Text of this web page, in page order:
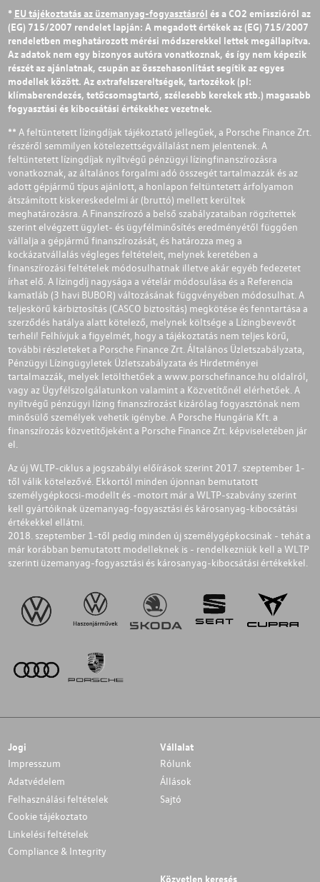
* EU tájékoztatás az üzemanyag-fogyasztásról és a CO2 emisszióról az
(EG) 715/2007 rendelet lapján: A megadott értékek az (EG) 715/2007
rendeletben meghatározott mérési módszerekkel lettek megállapítva.
Az adatok nem egy bizonyos autóra vonatkoznak, és így nem képezik
részét az ajánlatnak, csupán az összehasonlítást segítik az egyes
modellek között. Az extrafelszereltségek, tartozékok (pl:
klímaberendezés, tetőcsomagtartó, szélesebb kerekek stb.) magasabb
fogyasztási és kibocsátási értékekhez vezetnek.
** A feltüntetett lízingdíjak tájékoztató jellegűek, a Porsche Finance Zrt.
részéről semmilyen kötelezettségvállalást nem jelentenek. A
feltüntetett lízingdíjak nyíltvégű pénzügyi lízingfinanszírozásra
vonatkoznak, az általános forgalmi adó összegét tartalmazzák és az
adott gépjármű típus ajánlott, a honlapon feltüntetett árfolyamon
átszámított kiskereskedelmi ár (bruttó) mellett kerültek
meghatározásra. A Finanszírozó a belső szabályzataiban rögzítettek
szerint elvégzett ügylet- és ügyfélminősítés eredményétől függően
vállalja a gépjármű finanszírozását, és határozza meg a
kockázatvállalás végleges feltételeit, melynek keretében a
finanszírozási feltételek módosulhatnak illetve akár egyéb fedezetet
írhat elő. A lízingdíj nagysága a vételár módosulása és a Referencia
kamatláb (3 havi BUBOR) változásának függvényében módosulhat. A
teljeskörű kárbiztosítás (CASCO biztosítás) megkötése és fenntartása a
szerződés hatálya alatt kötelező, melynek költsége a Lízingbevevőt
terheli! Felhívjuk a figyelmét, hogy a tájékoztatás nem teljes körű,
további részleteket a Porsche Finance Zrt. Általános Üzletszabályzata,
Pénzügyi Lízingügyletek Üzletszabályzata és Hirdetményei
tartalmazzák, melyek letölthetőek a www.porschefinance.hu oldalról,
vagy az Ügyfélszolgálatunkon valamint a Közvetítőnél elérhetőek. A
nyíltvégű pénzügyi lízing finanszírozást kizárólag fogyasztónak nem
minősülő személyek vehetik igénybe. A Porsche Hungária Kft. a
finanszírozás közvetítőjeként a Porsche Finance Zrt. képviseletében jár
el.
Az új WLTP-ciklus a jogszabályi előírások szerint 2017. szeptember 1-
től válik kötelezővé. Ekkortól minden újonnan bemutatott
személygépkocsi-modellt és -motort már a WLTP-szabvány szerint
kell gyártóiknak üzemanyag-fogyasztási és károsanyag-kibocsátási
értékekkel ellátni.
2018. szeptember 1-től pedig minden új személygépkocsinak - tehát a
már korábban bemutatott modelleknek is - rendelkezniük kell a WLTP
szerinti üzemanyag-fogyasztási és károsanyag-kibocsátási értékekkel.
Jogi
Impresszum
Adatvédelem
Felhasználási feltételek
Cookie tájékoztato
Linkelési feltételek
Compliance & Integrity
Vállalat
Rólunk
Állások
Sajtó
Közvetlen keresés